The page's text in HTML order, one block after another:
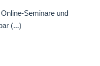
Seminare und
(...)